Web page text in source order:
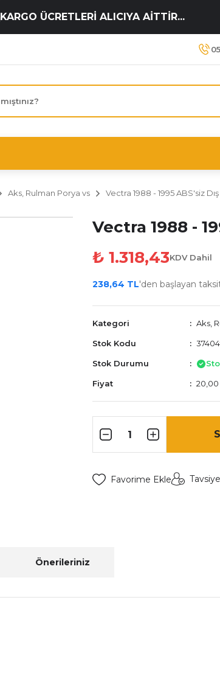
KARGO ÜCRETLERİ ALICIYA AİTTİR...
Aks, Rulman Porya vs Vectra 1988 - 1995 ABS'siz Dış
Vectra 1988 -
₺ 1.318,43KDV Dahil
238,64 TL'den başlayan
Kategori Aks,
Stok Kodu
Stok Durumu
Fiyat 20,00
Önerileriniz